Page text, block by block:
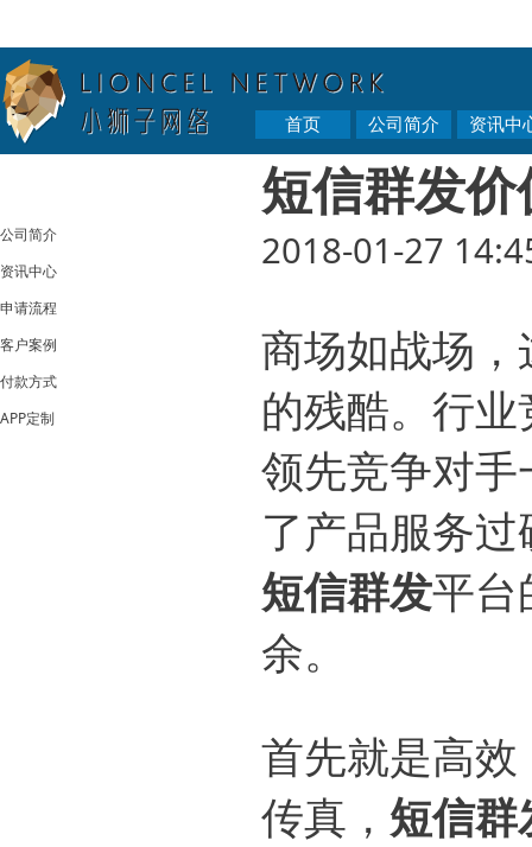
首页 公司简介 资讯中
公司简介
资讯中心
申请流程
客户案例
付款方式
APP定制
短信群发
2018-01-27
商场如战场
的残酷。行
领先竞争对
了产品服务
短信群发平台
余。
首先就是高
传真， 短信群